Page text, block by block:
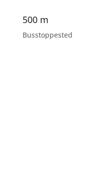
500 m
Busstoppested